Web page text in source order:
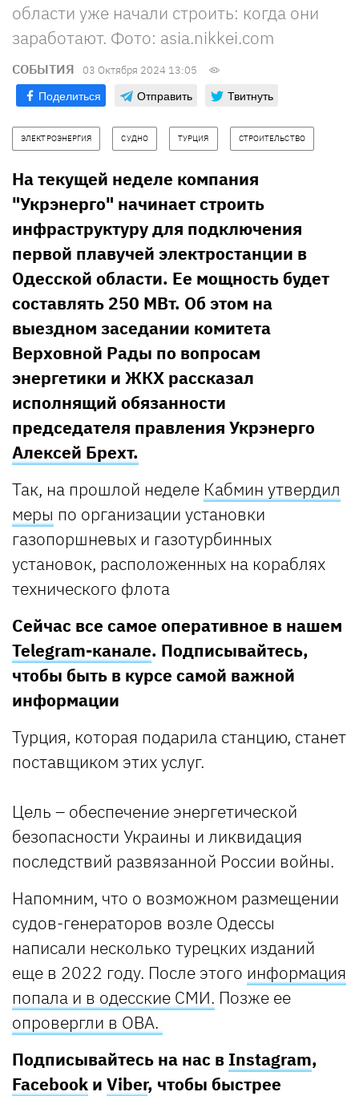
области уже начали строить: когда они
заработают. Фото: asia.nikkei.com
СОБЫТИЯ 03 Октября 2024 13:05
Поделиться Отправить Твитнуть
ЭЛЕКТРОЭНЕРГИЯ СУДНО ТУРЦИЯ СТРОИТЕЛЬСТВО
На текущей неделе компания
"Укрэнерго" начинает строить
инфраструктуру для подключения
первой плавучей электростанции в
Одесской области. Ее мощность будет
составлять 250 МВт. Об этом на
выездном заседании комитета
Верховной Рады по вопросам
энергетики и ЖКХ рассказал
исполнящий обязанности
председателя правления Укрэнерго
Алексей Брехт.
Так, на прошлой неделе Кабмин утвердил
меры по организации установки
газопоршневых и газотурбинных
установок, расположенных на кораблях
технического флота
Сейчас все самое оперативное в нашем
Telegram-канале. Подписывайтесь,
чтобы быть в курсе самой важной
информации
Турция, которая подарила станцию, станет
поставщиком этих услуг.
Цель – обеспечение энергетической
безопасности Украины и ликвидация
последствий развязанной России войны.
Напомним, что о возможном размещении
судов-генераторов возле Одессы
написали несколько турецких изданий
еще в 2022 году. После этого информация
попала и в одесские СМИ. Позже ее
опровергли в ОВА.
Подписывайтесь на нас в Instagram,
Facebook и Viber, чтобы быстрее